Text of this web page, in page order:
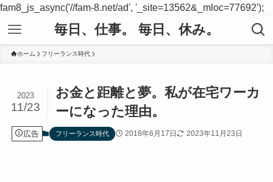
fam8_js_async('//fam-8.net/ad', '_site=13562&_mloc=77692');
毎日、仕事。 毎日、休み。
ホーム フリーランス時代
お金と距離と夢。私が在宅ワーカ
ーになった理由。
2023
11/23
広告 フリーランス時代 2018年6月17日 2023年11月23日